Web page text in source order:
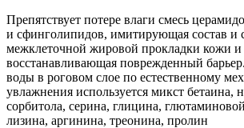
Препятствует потере влаги смесь
и сфинголипидов, имитирующая состав и
межклеточной жировой прокладки кожи и
восстанавливающая поврежденный
воды в роговом слое по естественному
увлажнения используется микст
сорбитола, серина, глицина,
лизина, аргинина, треонина, пролин